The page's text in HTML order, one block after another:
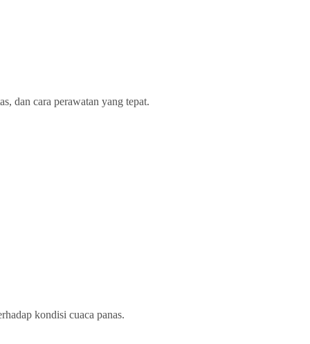
dan cara perawatan yang tepat.
kondisi cuaca panas.